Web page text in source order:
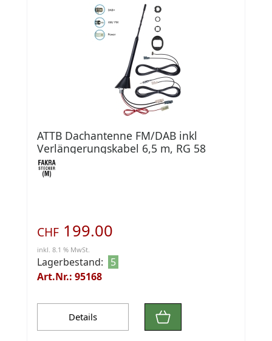
ATTB Dachantenne FM/DAB inkl
Verlängerungskabel 6,5 m, RG 58
CHF 199.00
inkl. 8.1 % MwSt.
Lagerbestand:
5
Art.Nr.: 95168
Details